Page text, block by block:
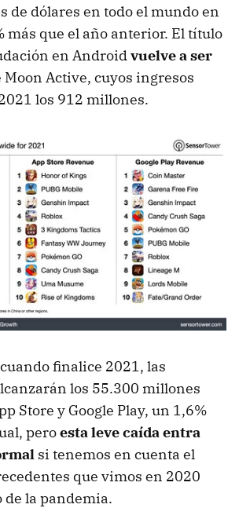
de dólares en todo el mundo en
más que el año anterior. El título
en Androidvuelve a ser
Moon Active, cuyos ingresos
los 912 millones.
finalice 2021, las
los 55.300 millones
Store y Google Play, un 1,6%
peroesta leve caída entra
si tenemos en cuenta el
que vimos en 2020
la pandemia.